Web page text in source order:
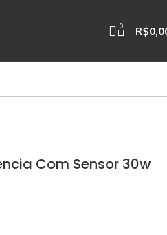
0 R$
Com Sensor 30w